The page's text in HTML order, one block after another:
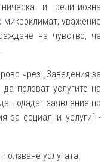
и религиозна
уважение
на чувство, че
чрез „Заведения за
ползват услугите на
подадат заявление по
за социални услуги“ -
услугата.